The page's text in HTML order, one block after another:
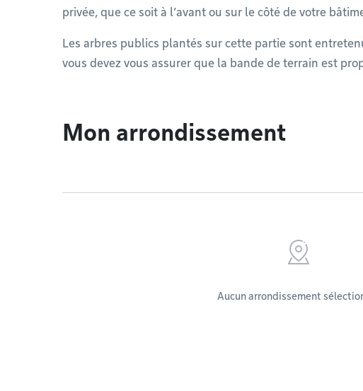
privée, que ce soit à l’avant ou sur le côté de votre
Les arbres publics plantés sur cette partie sont
vous devez vous assurer que la bande de terrain est
Mon arrondissement
Aucun arrondissement